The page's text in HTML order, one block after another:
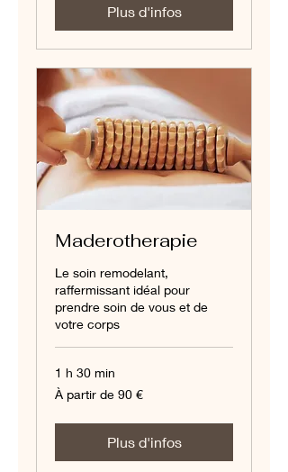
Plus d'infos
Maderotherapie
Le soin remodelant,
raffermissant idéal pour
prendre soin de vous et de
votre corps
1 h 30 min
À
partir
À partir de 90 €
Plus d'infos